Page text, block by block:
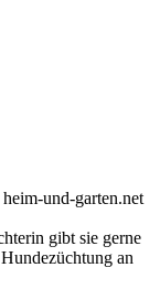
und-garten.net
gibt sie gerne
an